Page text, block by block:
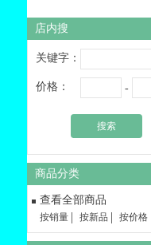
店内搜
关键字：
价格： -
搜索
商品分类
查看全部商品
按销量 按新品 按价格